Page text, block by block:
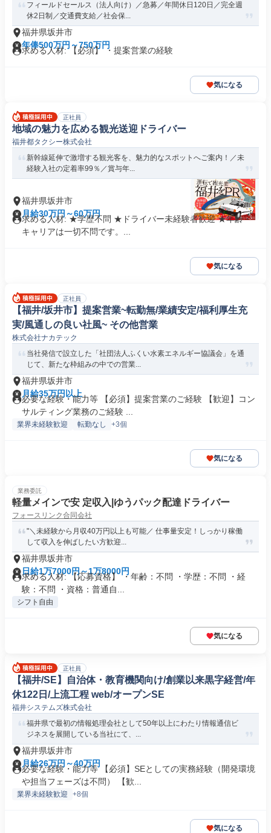
フィールドセールス（法人向け）／急募／年間休日120日／完全週
休2日制／交通費支給／社会保...
福井県坂井市
年俸500万円～750万円
求める人材: 【必須】 ・提案営業の経験
気になる
正社員
地域の魅力を広める観光送迎ドライバー
福井都タクシー株式会社
新幹線延伸で激増する観光客を、魅力的なスポットへご案内！／未
経験入社の定着率99％／賞与年...
福井県坂井市
月給30万円～60万円
求める人材: ★学歴不問 ★ドライバー未経験者歓迎 ★年齢・
キャリアは一切不問です。...
気になる
正社員
【福井/坂井市】提案営業~転勤無/業績安定/福利厚生充
実/風通しの良い社風~ その他営業
株式会社ナカテック
当社発信で設立した「社団法人ふくい水素エネルギー協議会」を通
じて、新たな枠組みの中での営業...
福井県坂井市
月給35万円以上
必要な経験・能力等 【必須】提案営業のご経験 【歓迎】コン
サルティング業務のご経験 ...
業界未経験歓迎 転勤なし +3個
気になる
業務委託
軽量メインで安 定収入|ゆうパック配達ドライバー
フォースリンク合同会社
"＼未経験から月収40万円以上も可能／ 仕事量安定！しっかり稼働
して収入を伸ばしたい方歓迎...
福井県坂井市
日給1万7000円～1万8000円
求める人材: 【応募資格】 ・年齢：不問 ・学歴：不問 ・経
験：不問 ・資格：普通自...
シフト自由
気になる
正社員
【福井/SE】自治体・教育機関向け/創業以来黒字経営/年
休122日/上流工程 web/オープンSE
福井システムズ株式会社
福井県で最初の情報処理会社として50年以上にわたり情報通信ビ
ジネスを展開している当社にて、...
福井県坂井市
月給26万円～40万円
必要な経験・能力等 【必須】SEとしての実務経験（開発環境
や担当フェーズは不問） 【歓...
業界未経験歓迎 +8個
気になる